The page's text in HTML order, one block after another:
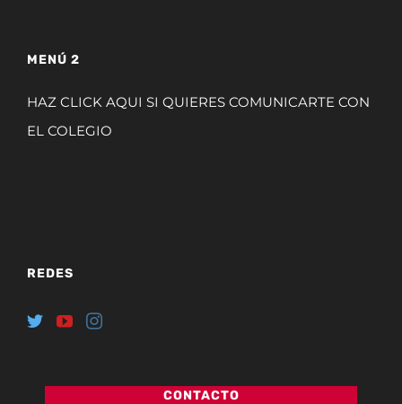
MENÚ 2
HAZ CLICK AQUI SI QUIERES COMUNICARTE CON
EL COLEGIO
REDES
CONTACTO